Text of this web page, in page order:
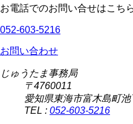
お電話でのお問い合せはこち
052-603-5216
お問い合わせ
じゅうたま事務局
〒4760011
愛知県東海市富木島町
TEL : 052-603-5216